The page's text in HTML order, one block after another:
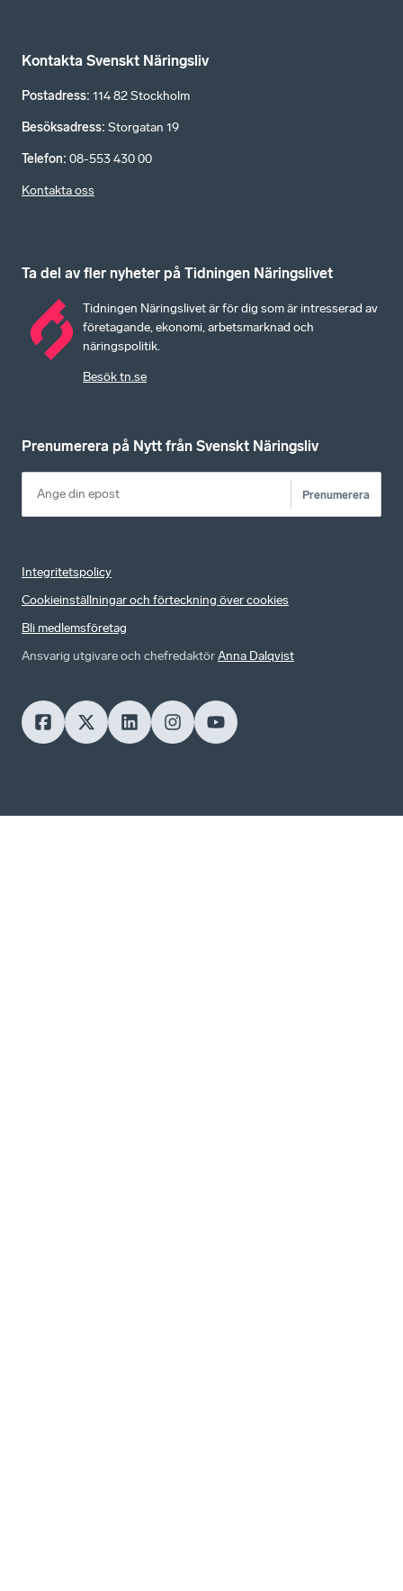
Kontakta Svenskt Näringsliv
Postadress: 114 82 Stockholm
Besöksadress: Storgatan 19
Telefon: 08-553 430 00
Kontakta oss
Ta del av fler nyheter på Tidningen Näringslivet
Tidningen Näringslivet är för dig som är intresserad av
företagande, ekonomi, arbetsmarknad och
näringspolitik.
Besök tn.se
Prenumerera på Nytt från Svenskt Näringsliv
Prenumerera
Integritetspolicy
Cookieinställningar och förteckning över cookies
Bli medlemsföretag
Ansvarig utgivare och chefredaktörAnna Dalqvist